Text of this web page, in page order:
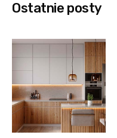
Ostatnie posty